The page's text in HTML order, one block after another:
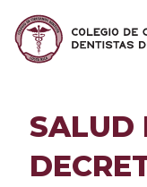
SALUD